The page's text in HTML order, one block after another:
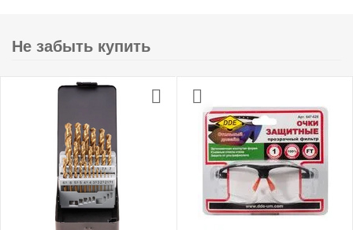
Не забыть купить